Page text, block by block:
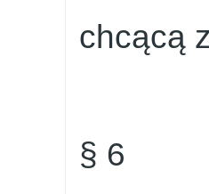
chcącą
§ 6